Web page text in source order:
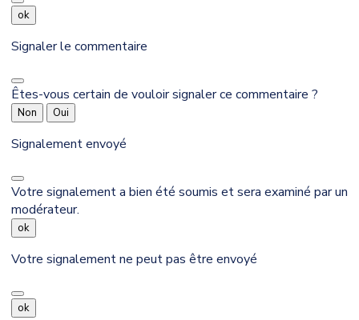
ok
Signaler le commentaire
Êtes-vous certain de vouloir signaler ce commentaire ?
Non Oui
Signalement envoyé
Votre signalement a bien été soumis et sera examiné par un
modérateur.
ok
Votre signalement ne peut pas être envoyé
ok